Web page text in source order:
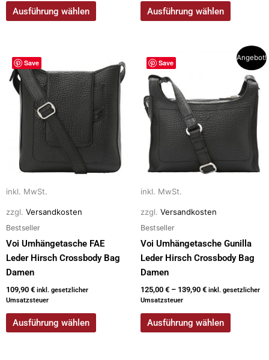
Ausführung wählen Ausführung wählen
Save
inkl. MwSt.
zzgl. Versandkosten
Bestseller
Voi Umhängetasche FAE
Leder Hirsch Crossbody Bag
Damen
109,90 € inkl. gesetzlicher
Umsatzsteuer
Ausführung wählen
Dieses
Produkt
weist
mehrere
Varianten
auf.
Optionen
können
Produktseite
gewählt
werden
Save
Angebot!
inkl. MwSt.
zzgl. Versandkosten
Bestseller
Voi Umhängetasche Gunilla
Leder Hirsch Crossbody Bag
Damen
125,00 € – 139,90 € inkl. gesetzlicher
Umsatzsteuer
Ausführung wählen
Dieses
Produkt
weist
mehrere
Varianten
auf.
Die
Optionen
können
Produktseite
gewählt
werden